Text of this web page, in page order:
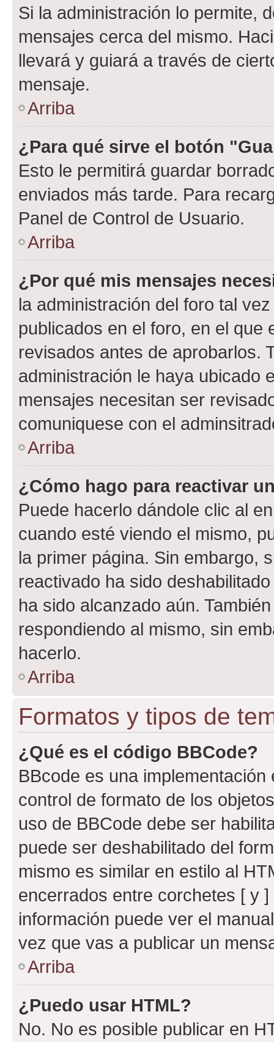
Si la administración lo permite,
mensajes cerca del mismo.
llevará y guiará a través de
mensaje.
Arriba
¿Para qué sirve el botón
Esto le permitirá guardar
enviados más tarde. Para
Panel de Control de Usuario.
Arriba
¿Por qué mis mensajes
la administración del foro tal
publicados en el foro, en el
revisados antes de aprobarlos.
administración le haya ubicado
mensajes necesitan ser
comuniquese con el
Arriba
¿Cómo hago para reactivar
Puede hacerlo dándole clic al
cuando esté viendo el mismo,
la primer página. Sin embargo,
reactivado ha sido
ha sido alcanzado aún.
respondiendo al mismo, sin
hacerlo.
Arriba
Formatos y tipos de
¿Qué es el código BBCode?
BBcode es una
control de formato de los
uso de BBCode debe ser
puede ser deshabilitado del
mismo es similar en estilo al
encerrados entre corchetes [ y
información puede ver el
vez que vas a publicar un
Arriba
¿Puedo usar HTML?
No. No es posible publicar en